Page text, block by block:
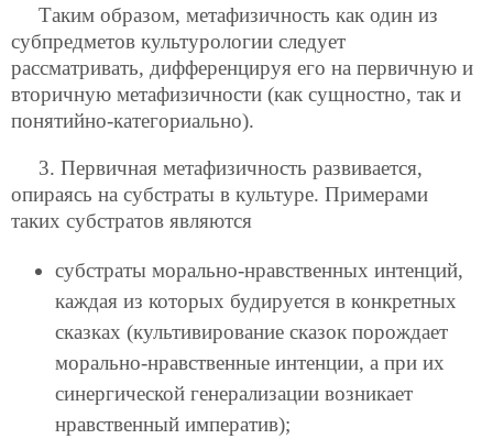
Таким образом, метафизичность как один из
субпредметов культурологии следует
рассматривать, дифференцируя его на первичную и
вторичную метафизичности (как сущностно, так и
понятийно-категориально).
3. Первичная метафизичность развивается,
опираясь на субстраты в культуре. Примерами
таких субстратов являются
субстраты морально-нравственных интенций,
каждая из которых будируется в конкретных
сказках (культивирование сказок порождает
морально-нравственные интенции, а при их
синергической генерализации возникает
нравственный императив);